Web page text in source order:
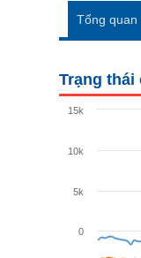
Tổng quan
Trạng thái
0
5k
10k
15k
VS-SECTOR
NGUYÊN
TIÊU
TIÊU
CHĂM